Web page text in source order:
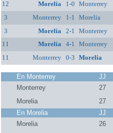
12
Morelia 1-0 Monterrey
3
Monterrey 1-1 Morelia
3
Morelia 2-1 Monterrey
11
Morelia 4-1 Monterrey
11
Monterrey 0-3 Morelia
En Monterrey JJ
Monterrey
27
Morelia
27
En Morelia
JJ
Morelia
26